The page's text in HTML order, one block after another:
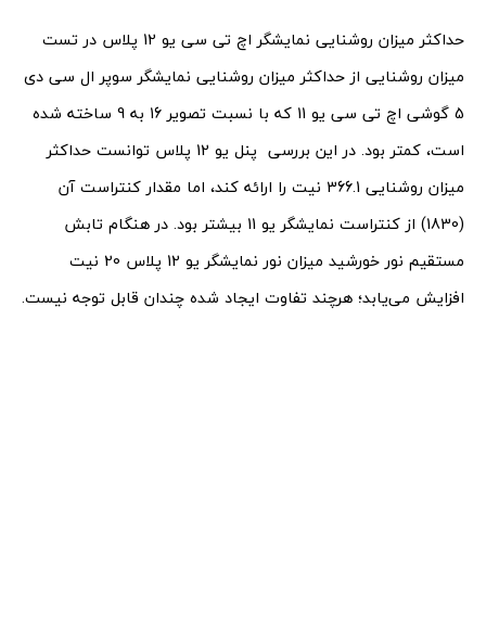
حداکثر میزان روشنایی نمایشگر اچ تی سی یو 12 پلاس در تست
میزان روشنایی از حداکثر میزان روشنایی نمایشگر سوپر ال سی دی
5 گوشی اچ تی سی یو 11 که با نسبت تصویر 16 به 9 ساخته شده
است، کمتر بود. در این بررسی پنل یو 12 پلاس توانست حداکثر
میزان روشنایی 366.1 نیت را ارائه کند، اما مقدار کنتراست آن
(1830) از کنتراست نمایشگر یو 11 بیشتر بود. در هنگام تابش
مستقیم نور خورشید میزان نور نمایشگر یو 12 پلاس 20 نیت
افزایش می‌یابد؛ هرچند تفاوت ایجاد شده چندان قابل توجه نیست.